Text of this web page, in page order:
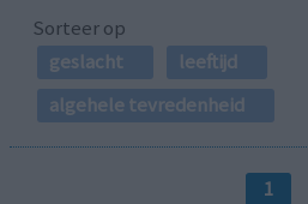
Sorteer op
geslacht
leeftijd
algehele tevredenheid
1